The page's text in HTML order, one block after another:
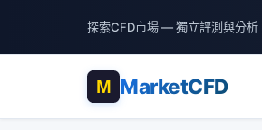
探索CFD市場 — 獨立評測與分析
MarketCFD